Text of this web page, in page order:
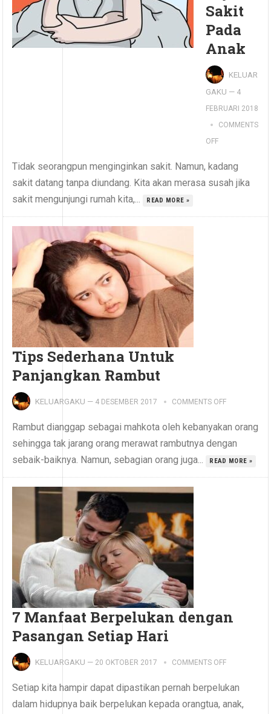
Sakit
Pada
Anak
KELUAR
GAKU — 4
FEBRUARI 2018
COMMENTS
OFF
Tidak seorangpun menginginkan sakit. Namun, kadang
sakit datang tanpa diundang. Kita akan merasa susah jika
sakit mengunjungi rumah kita,...
READ MORE »
Tips Sederhana Untuk
Panjangkan Rambut
KELUARGAKU — 4 DESEMBER 2017 COMMENTS OFF
Rambut dianggap sebagai mahkota oleh kebanyakan orang
sehingga tak jarang orang merawat rambutnya dengan
sebaik-baiknya. Namun, sebagian orang juga...
READ MORE »
7 Manfaat Berpelukan dengan
Pasangan Setiap Hari
KELUARGAKU — 20 OKTOBER 2017 COMMENTS OFF
Setiap kita hampir dapat dipastikan pernah berpelukan
dalam hidupnya baik berpelukan kepada orangtua, anak,